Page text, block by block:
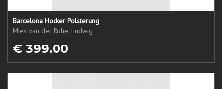
Barcelona Hocker Polsterung
Mies van der Rohe, Ludwig
€ 399.00